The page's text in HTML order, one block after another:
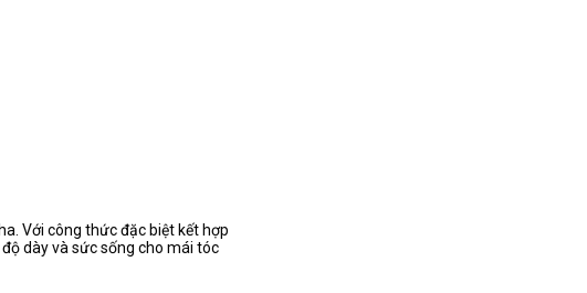
Với công thức đặc biệt kết hợp
dày và sức sống cho mái tóc